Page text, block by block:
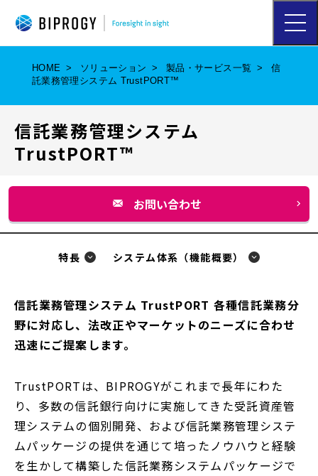
ハ
ン
メ
HOME ソリューション 製品・サービス一覧
信
託業務管理システム TrustPORT™
信託業務管理システム
TrustPORT™
お問い合わせ
ウ
ィ
ウ
で
特長 システム体系（機能概要）
信託業務管理システム TrustPORT 各種信託業務分
野に対応し、法改正やマーケットのニーズに合わせ
迅速にご提案します。
TrustPORTは、BIPROGYがこれまで長年にわた
り、多数の信託銀行向けに実施してきた受託資産管
理システムの個別開発、および信託業務管理システ
ムパッケージの提供を通じて培ったノウハウと経験
を生かして構築した信託業務システムパッケージで